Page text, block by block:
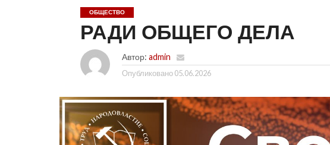
ОБЩЕСТВО
РАДИ ОБЩЕГО ДЕЛА
Автор: admin
Опубликовано 05.06.2026